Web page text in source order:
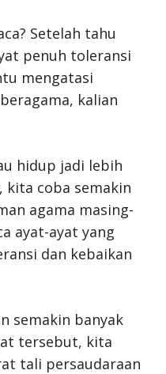
Setelah tahu
penuh toleransi
mengatasi
kalian
hidup jadi lebih
kita coba semakin
agama masing-
ayat-ayat yang
dan kebaikan
semakin banyak
tersebut, kita
tali persaudaraan